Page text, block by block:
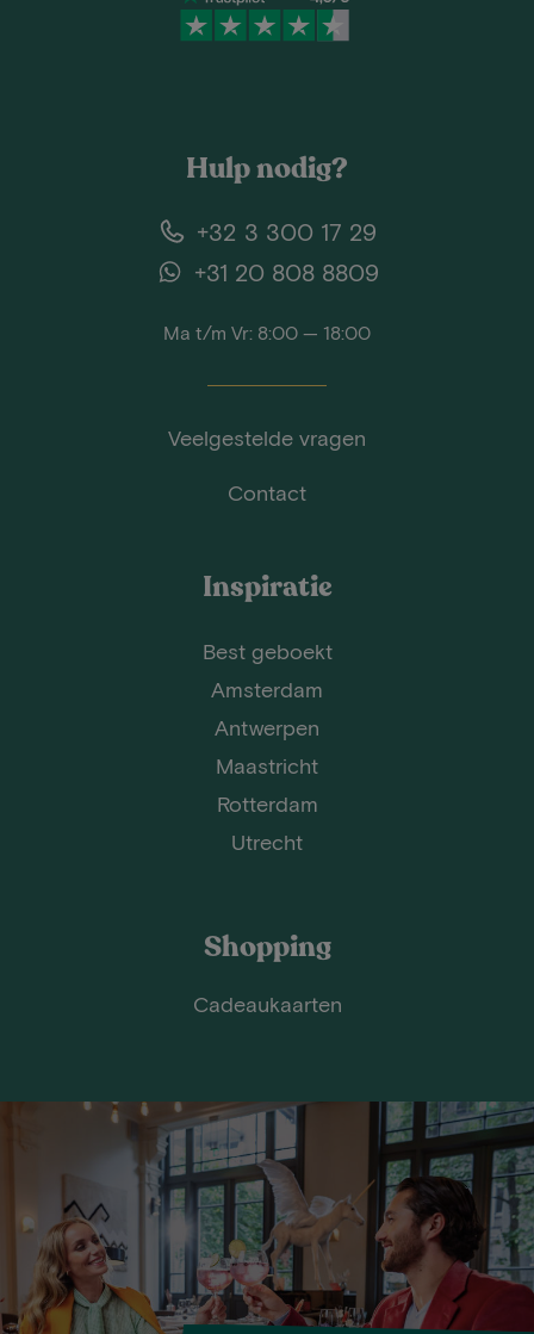
Hulp nodig?
+32 3 300 17 29
+31 20 808 8809
Ma t/m Vr: 8:00 — 18:00
Veelgestelde vragen
Contact
Inspiratie
Best geboekt
Amsterdam
Antwerpen
Maastricht
Rotterdam
Utrecht
Shopping
Cadeaukaarten